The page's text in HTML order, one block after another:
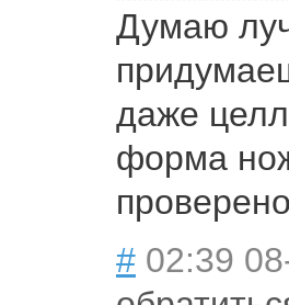
Думаю
даже
форма
# 02:39